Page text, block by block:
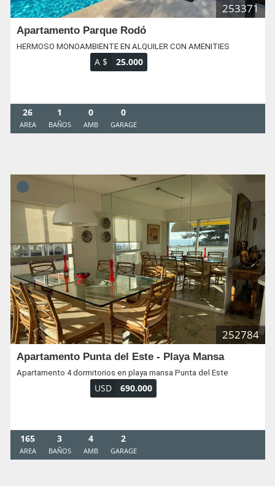
253371
Apartamento Parque Rodó
HERMOSO MONOAMBIENTE EN ALQUILER CON AMENITIES
A $ 25.000
26
AREA
1
BAÑOS
0
AMB
0
GARAGE
252784
Apartamento Punta del Este - Playa Mansa
Apartamento 4 dormitorios en playa mansa Punta del Este
USD 690.000
165
AREA
3
BAÑOS
4
AMB
2
GARAGE